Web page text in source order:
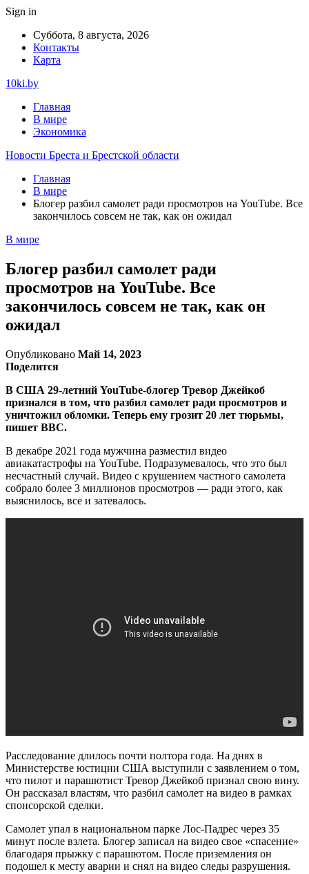
Sign in
Суббота, 8 августа, 2026
Контакты
Карта
10ki.by
Главная
В мире
Экономика
Новости Бреста и Брестской области
Главная
В мире
Блогер разбил самолет ради просмотров на YouTube. Все
закончилось совсем не так, как он ожидал
В мире
Блогер разбил самолет ради
просмотров на YouTube. Все
закончилось совсем не так, как он
ожидал
Опубликовано Май 14, 2023
Поделится
В США 29-летний YouTube-блогер Тревор Джейкоб
признался в том, что разбил самолет ради просмотров и
уничтожил обломки. Теперь ему грозит 20 лет тюрьмы,
пишет BBC.
В декабре 2021 года мужчина разместил видео
авиакатастрофы на YouTube. Подразумевалось, что это был
несчастный случай. Видео с крушением частного самолета
собрало более 3 миллионов просмотров — ради этого, как
выяснилось, все и затевалось.
Расследование длилось почти полтора года. На днях в
Министерстве юстиции США выступили с заявлением о том,
что пилот и парашютист Тревор Джейкоб признал свою вину.
Он рассказал властям, что разбил самолет на видео в рамках
спонсорской сделки.
Самолет упал в национальном парке Лос-Падрес через 35
минут после взлета. Блогер записал на видео свое «спасение»
благодаря прыжку с парашютом. После приземления он
подошел к месту аварии и снял на видео следы разрушения.